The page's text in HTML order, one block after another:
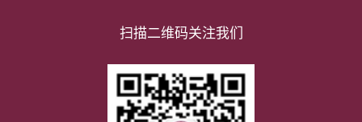
扫描二维码关注我们